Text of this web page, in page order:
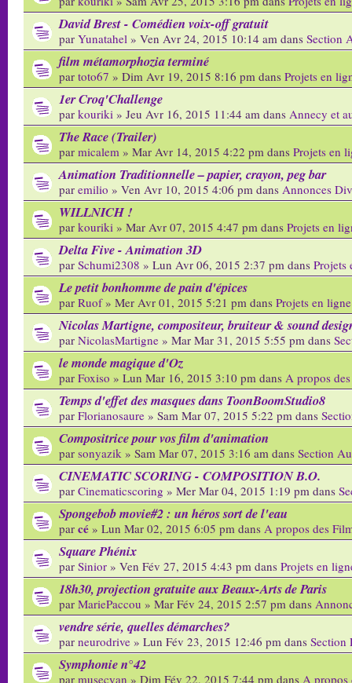
David Brest - Comédien voix-off gratuit
par Yunatahel » Ven Avr 24, 2015 10:14 am dans Section
film métamorphozia terminé
par toto67 » Dim Avr 19, 2015 8:16 pm dans Projets en
1er Croq'Challenge
par kouriki » Jeu Avr 16, 2015 11:44 am dans Annecy et
The Race (Trailer)
par micalem » Mar Avr 14, 2015 4:22 pm dans Projets en
Animation Traditionnelle – papier, crayon, peg bar
par emilio » Ven Avr 10, 2015 4:06 pm dans Annonces
WILLNICH !
par kouriki » Mar Avr 07, 2015 4:47 pm dans Projets en
Delta Five - Animation 3D
par Schumi2308 » Lun Avr 06, 2015 2:37 pm dans Projets
Le petit bonhomme de pain d'épices
par Ruof» Mer Avr 01, 2015 5:21 pm dans Projets en ligne
Nicolas Martigne, compositeur, bruiteur & sound
par NicolasMartigne » Mar Mar 31, 2015 5:55 pm dans
le monde magique d'Oz
par Foxiso » Lun Mar 16, 2015 3:10 pm dans A propos
Temps d'effet des masques dans ToonBoomStudio8
par Florianosaure » Sam Mar 07, 2015 5:22 pm dans
Compositrice pour vos film d'animation
par sonyazik » Sam Mar 07, 2015 3:16 am dans Section
CINEMATIC SCORING - COMPOSITION B.O.
par Cinematicscoring » Mer Mar 04, 2015 1:19 pm dans
Spongebob movie#2 : un héros sort de l'eau
par cé » Lun Mar 02, 2015 6:05 pm dans A propos des
Square Phénix
par Sinior » Ven Fév 27, 2015 4:43 pm dans Projets en
18h30, projection gratuite aux Beaux-Arts de Paris
par MariePaccou » Mar Fév 24, 2015 2:57 pm dans
vendre série, quelles démarches?
par neurodrive » Lun Fév 23, 2015 12:46 pm dans Section
Symphonie n°42
par musecyan » Dim Fév 22, 2015 7:44 pm dans A propos